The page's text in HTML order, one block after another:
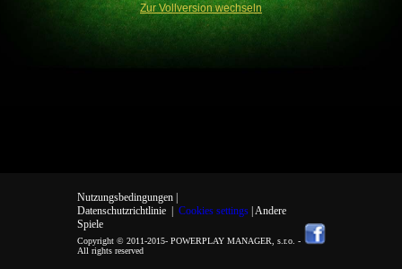
Zur Vollversion wechseln
Nutzungsbedingungen |
Datenschutzrichtlinie| Cookies settings | Andere
Spiele
Copyright © 2011-2015- POWERPLAY MANAGER, s.r.o. -
All rights reserved